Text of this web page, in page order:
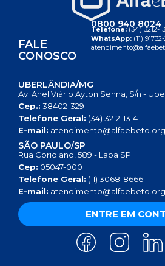
FALE
CONOSCO
0800 940 8024
Telefone:(34) 3212-
WhatsApp: (11)
UBERLÂNDIA/MG
Av. Anel Viário Ayton Senna, S/n -
Cep.: 38402-329
Telefone Geral: (34) 3212-1314
E-mail:
SÃO PAULO/SP
Rua Coriolano, 589 - Lapa SP
Cep: 05047-000
Telefone Geral: (11) 3068-8666
E-mail:
ENTRE EM